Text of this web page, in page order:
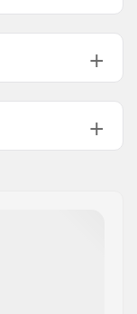
Cassette